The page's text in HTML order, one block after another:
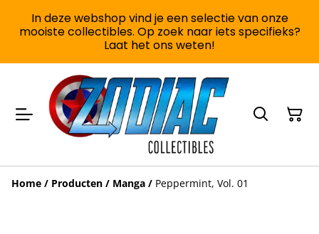
In deze webshop vind je een selectie van onze
mooiste collectibles. Op zoek naar iets specifieks?
Laat het ons weten!
Home / Producten / Manga / Peppermint, Vol. 01